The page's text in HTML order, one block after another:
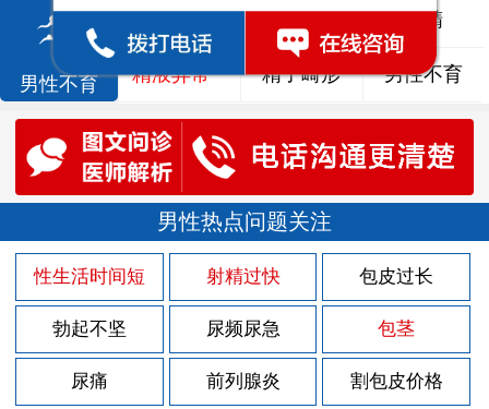
男性不育
死精 少精 弱精
精液异常 精子畸形 男性不育
男性热点问题关注
性生活时间短 射精过快 包皮过长
勃起不坚 尿频尿急 包茎
尿痛 前列腺炎 割包皮价格